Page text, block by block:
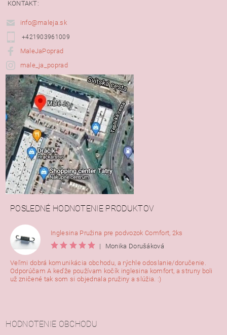
KONTAKT:
info@maleja.sk
+421903961009
MaleJaPoprad
male_ja_poprad
POSLEDNÉ HODNOTENIE PRODUKTOV
Inglesina Pružina pre podvozok Comfort, 2ks
|
Monika Dorušáková
Veľmi dobrá komunikácia obchodu, a rýchle odoslanie/doručenie.
Odporúčam A keďže používam kočík inglesina komfort, a struny boli
už zničené tak som si objednala pružiny a slúžia. :)
HODNOTENIE OBCHODU